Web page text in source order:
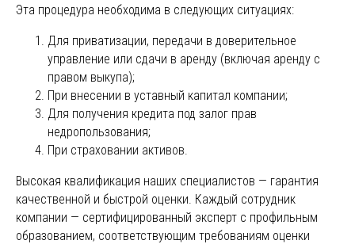
Эта процедура необходима в следующих ситуациях:
Для приватизации, передачи в доверительное
управление или сдачи в аренду (включая аренду с
правом выкупа);
При внесении в уставный капитал компании;
Для получения кредита под залог прав
недропользования;
При страховании активов.
Высокая квалификация наших специалистов — гарантия
качественной и быстрой оценки. Каждый сотрудник
компании — сертифицированный эксперт с профильным
образованием, соответствующим требованиям оценки